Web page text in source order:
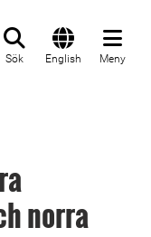
Sök English Meny
norra